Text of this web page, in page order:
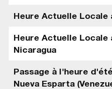
Heure Actuelle Locale
Heure Actuelle Locale
Nicaragua
Passage à l'heure
Nueva Esparta